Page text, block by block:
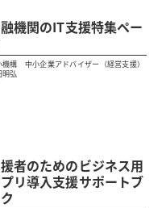
機関のIT支援特集ペー
機構 中小企業アドバイザー（経営支援）
明弘
者のためのビジネス用
リ導入支援サポートブ